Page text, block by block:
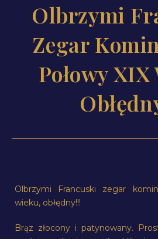
Olbrzymi
Zegar
Połowy
Olbrzymi Francuski zegar
wieku, obłędny!!!
Brąz złocony i patynowany.